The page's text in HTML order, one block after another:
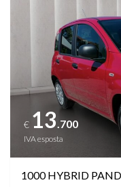
€ 13.700
IVA esposta
1000 HYBRID